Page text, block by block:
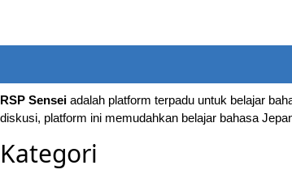
RSP Sensei adalah platform terpadu untuk belajar
diskusi, platform ini memudahkan belajar bahasa
Kategori